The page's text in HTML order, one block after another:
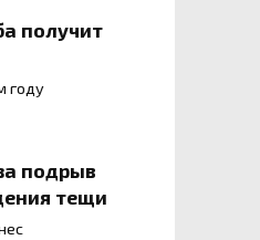
получит
году
подрыв
тещи